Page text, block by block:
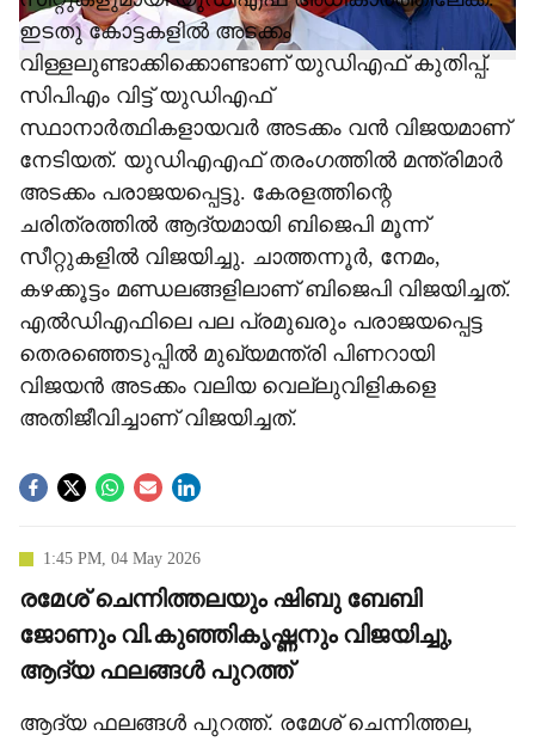
ഇടതു കോട്ടകളില്‍ അടക്കം
വിള്ളലുണ്ടാക്കിക്കൊണ്ടാണ് യുഡിഎഫ് കുതിപ്പ്.
സിപിഎം വിട്ട് യുഡിഎഫ്
സ്ഥാനാര്‍ത്ഥികളായവര്‍ അടക്കം വന്‍ വിജയമാണ്
നേടിയത്. യുഡിഎഎഫ് തരംഗത്തില്‍ മന്ത്രിമാര്‍
അടക്കം പരാജയപ്പെട്ടു. കേരളത്തിന്റെ
ചരിത്രത്തില്‍ ആദ്യമായി ബിജെപി മൂന്ന്
സീറ്റുകളില്‍ വിജയിച്ചു. ചാത്തന്നൂര്‍, നേമം,
കഴക്കൂട്ടം മണ്ഡലങ്ങളിലാണ് ബിജെപി വിജയിച്ചത്.
എല്‍ഡിഎഫിലെ പല പ്രമുഖരും പരാജയപ്പെട്ട
തെരഞ്ഞെടുപ്പില്‍ മുഖ്യമന്ത്രി പിണറായി
വിജയന്‍ അടക്കം വലിയ വെല്ലുവിളികളെ
അതിജീവിച്ചാണ് വിജയിച്ചത്.
1:45 PM, 04 May 2026
രമേശ് ചെന്നിത്തലയും ഷിബു ബേബി
ജോണും വി.കുഞ്ഞികൃഷ്ണനും വിജയിച്ചു,
ആദ്യ ഫലങ്ങള്‍ പുറത്ത്
ആദ്യ ഫലങ്ങള്‍ പുറത്ത്. രമേശ് ചെന്നിത്തല,